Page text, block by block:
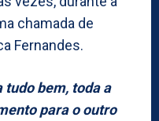
chamada de
Fernandes.
bem, toda a
para o outro